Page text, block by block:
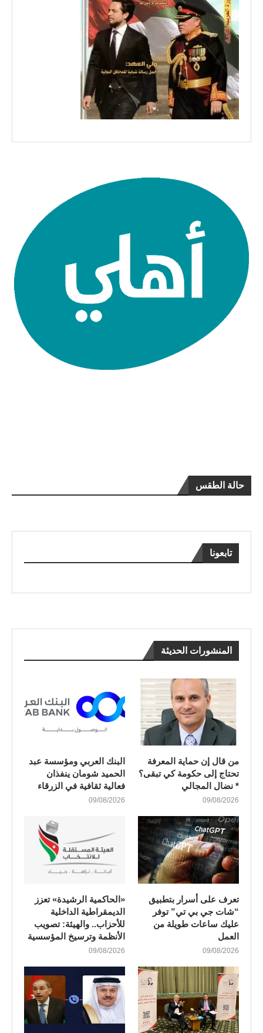
حالة الطقس
تابعونا
المنشورات الحديثة
من قال إن حماية المعرفة
تحتاج إلى حكومة كي تبقى؟
* نضال المجالي
09/08/2026
البنك العربي ومؤسسة عبد
الحميد شومان ينفذان
فعالية ثقافية في الزرقاء
09/08/2026
تعرف على أسرار بتطبيق
“شات جي بي تي” توفر
عليك ساعات طويلة من
العمل
09/08/2026
«الحاكمية الرشيدة» تعزز
الديمقراطية الداخلية
للأحزاب.. والهيئة: تصويب
الأنظمة وترسيخ المؤسسية
09/08/2026